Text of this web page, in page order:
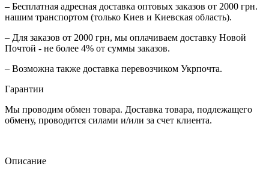
– Бесплатная адресная доставка оптовых заказов от 2000 грн.
нашим транспортом (только Киев и Киевская область).
– Для заказов от 2000 грн, мы оплачиваем доставку Новой
Почтой - не более 4% от суммы заказов.
– Возможна также доставка перевозчиком Укрпочта.
Гарантии
Мы проводим обмен товара. Доставка товара, подлежащего
обмену, проводится силами и/или за счет клиента.
Описание